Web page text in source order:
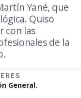
Yané, que
Quiso
con las
de la
General.